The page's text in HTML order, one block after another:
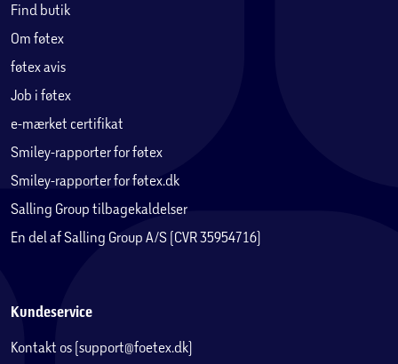
Find butik
Om føtex
føtex avis
Job i føtex
e-mærket certifikat
Smiley-rapporter for føtex
Smiley-rapporter for føtex.dk
Salling Group tilbagekaldelser
En del af Salling Group A/S (CVR 35954716)
Kundeservice
Kontakt os (support@foetex.dk)